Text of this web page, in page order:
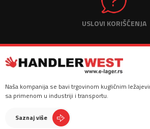
USLOVI KORIŠĆENJA
Naša kompanija se bavi trgovinom kugličnim
sa primenom u industriji i transportu.
Saznaj više